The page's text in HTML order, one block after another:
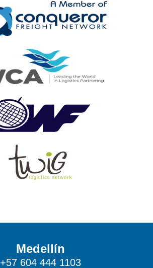
Medellín
+57 604 444 1103